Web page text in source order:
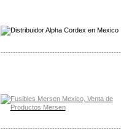
-------------------------------------------------
-------------------------------------------------